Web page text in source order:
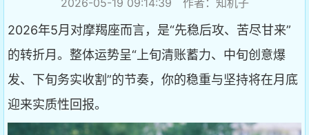
2026-05-19 09:14:39 作者：知机子
2026年5月对摩羯座而言，是“先稳后攻、苦尽甘来”
的转折月。整体运势呈“上旬清账蓄力、中旬创意爆
发、下旬务实收割”的节奏，你的稳重与坚持将在月底
迎来实质性回报。